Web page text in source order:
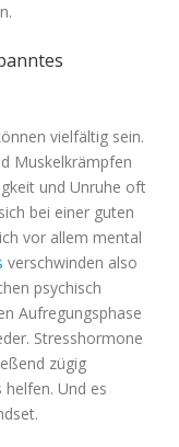
vielfältig sein.
Muskelkrämpfen
und Unruhe oft
bei einer guten
vor allem mental
verschwinden also
psychisch
Aufregungsphase
Stresshormone
zügig
Und es